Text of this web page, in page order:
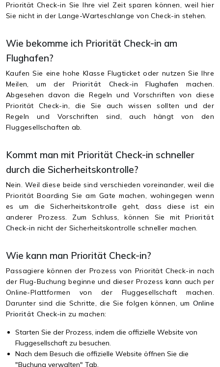
Priorität Check-in Sie Ihre viel Zeit sparen können, weil hier
Sie nicht in der Lange-Warteschlange von Check-in stehen.
Wie bekomme ich Priorität Check-in am
Flughafen?
Kaufen Sie eine hohe Klasse Flugticket oder nutzen Sie Ihre
Meilen, um der Priorität Check-in Flughafenmachen.
Abgesehen davon die Regeln und Vorschriften von diese
Priorität Check-in, die Sie auch wissen sollten und der
Regeln und Vorschriften sind, auch hängt von den
Fluggesellschaften ab.
Kommt man mit Priorität Check-in schneller
durch die Sicherheitskontrolle?
Nein. Weil diese beide sind verschieden voreinander, weil die
Priorität Boarding Sie am Gate machen, wohingegen wenn
es um die Sicherheitskontrolle geht, dass diese ist ein
anderer Prozess. Zum Schluss, können Sie mitPriorität
Check-in nicht der Sicherheitskontrolle schneller machen.
Wie kann man Priorität Check-in?
Passagiere können der Prozess von Priorität Check-in nach
der Flug-Buchung beginne und dieser Prozess kann auch per
Online-Plattformen von der Fluggesellschaft machen.
Darunter sind die Schritte, die Sie folgen können, um Online
Priorität Check-in zu machen:
Starten Sie der Prozess, indem die offizielle Website von
Fluggesellschaft zu besuchen.
Nach dem Besuch die offizielle Website öffnen Sie die
"Buchung verwalten" Tab.